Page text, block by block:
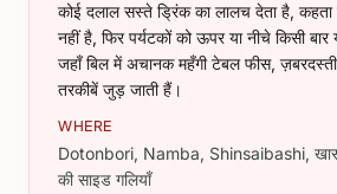
कोई दलाल सस्ते ड्रिंक का लालच देता है, कहता
नहीं है, फिर पर्यटकों को ऊपर या नीचे किसी
जहाँ बिल में अचानक महँगी टेबल फीस, ज़बरदस्ती
तरकीबें जुड़ जाती हैं।
WHERE
Dotonbori, Namba, Shinsaibashi,
की साइड गलियाँ